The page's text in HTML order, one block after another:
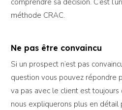
comprendre sa décision. C’est
méthode CRAC.
Ne pas être convaincu
Si un prospect n’est pas
question vous pouvez répondre
va pas avec le client est
nous expliquerons plus en détail